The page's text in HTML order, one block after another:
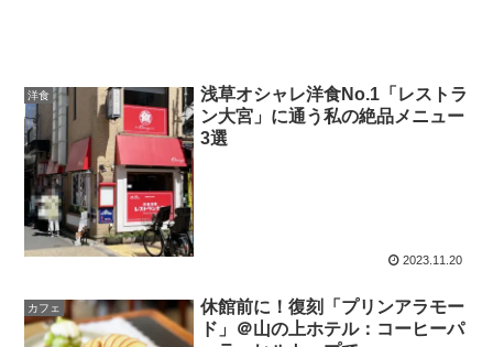
洋食
浅草オシャレ洋食No.1「レストラ
ン大宮」に通う私の絶品メニュー
3選
2023.11.20
カフェ
休館前に！復刻「プリンアラモー
ド」＠山の上ホテル：コーヒーパ